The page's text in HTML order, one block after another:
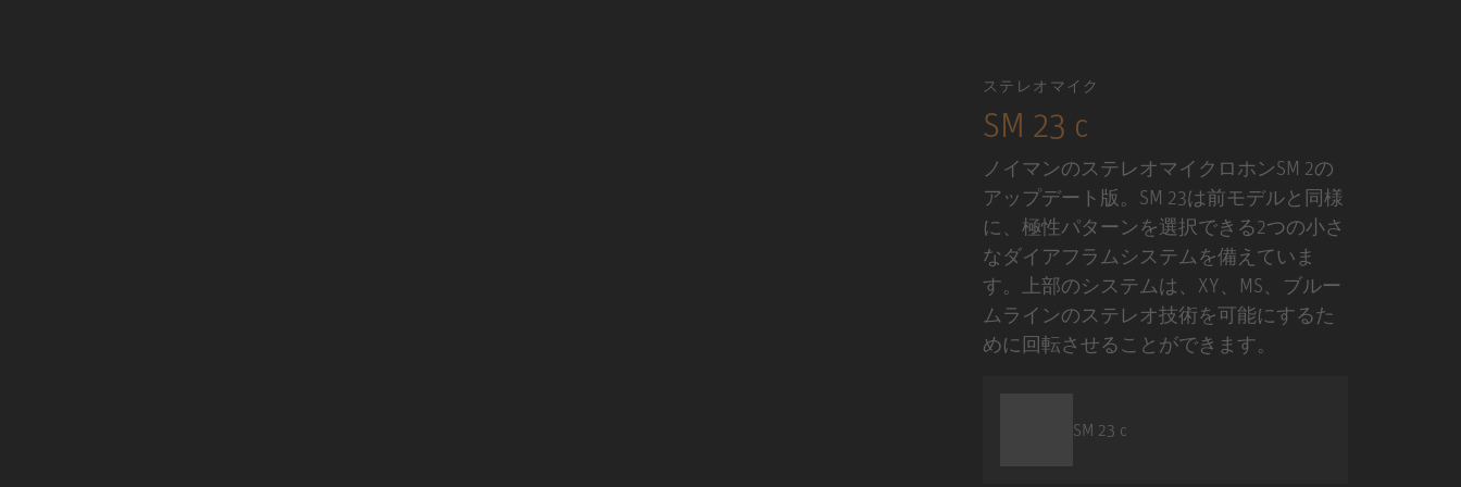
ステレオマイク
SM 23 c
ノイマンのステレオマイクロホンSM 2の
アップデート版。SM 23は前モデルと同様
に、極性パターンを選択できる2つの小さ
なダイアフラムシステムを備えていま
す。上部のシステムは、XY、MS、ブルー
ムラインのステレオ技術を可能にするた
めに回転させることができます。
SM 23 c